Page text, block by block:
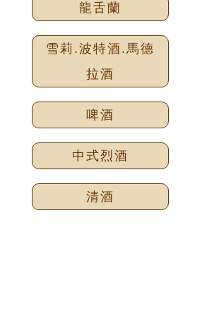
龍舌蘭
雪莉.波特酒.馬德
拉酒
啤酒
中式烈酒
清酒